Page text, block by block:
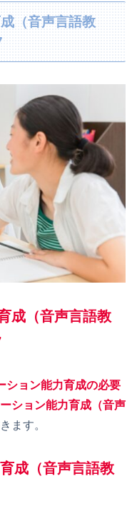
（音声言語教
成（音声言語教
ション能力育成の必要
ション能力育成（音声
ます。
成（音声言語教